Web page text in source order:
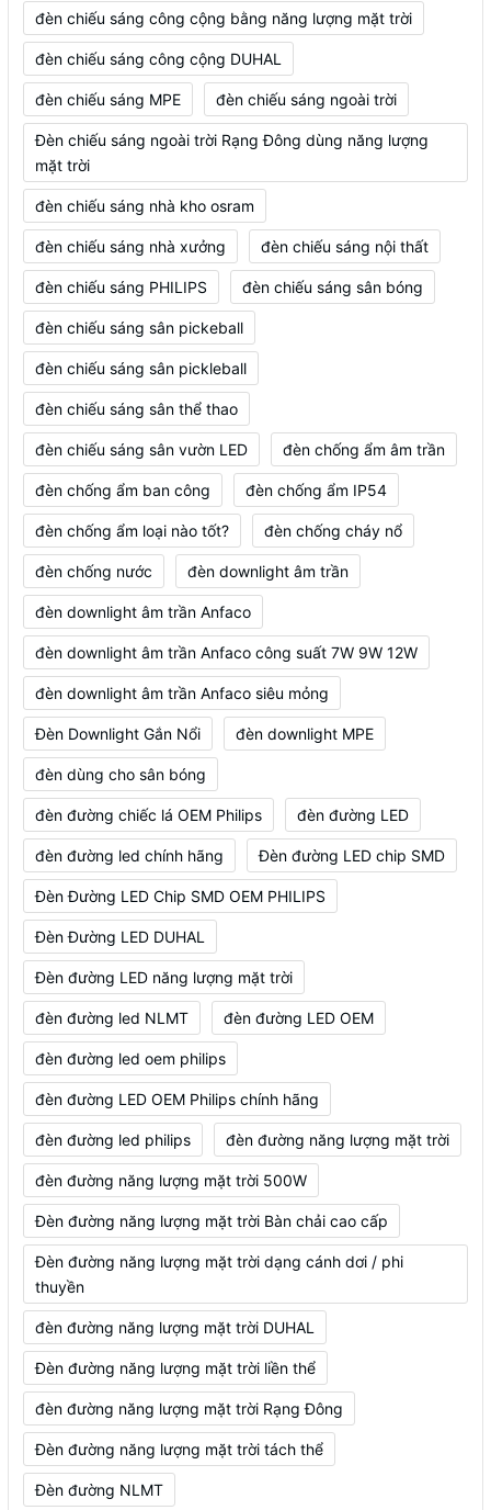
đèn chiếu sáng công cộng bằng năng lượng mặt trời
đèn chiếu sáng công cộng DUHAL
đèn chiếu sáng MPE đèn chiếu sáng ngoài trời
Đèn chiếu sáng ngoài trời Rạng Đông dùng năng lượng
mặt trời
đèn chiếu sáng nhà kho osram
đèn chiếu sáng nhà xưởng đèn chiếu sáng nội thất
đèn chiếu sáng PHILIPS đèn chiếu sáng sân bóng
đèn chiếu sáng sân pickeball
đèn chiếu sáng sân pickleball
đèn chiếu sáng sân thể thao
đèn chiếu sáng sân vườn LED đèn chống ẩm âm trần
đèn chống ẩm ban công đèn chống ẩm IP54
đèn chống ẩm loại nào tốt? đèn chống cháy nổ
đèn chống nước đèn downlight âm trần
đèn downlight âm trần Anfaco
đèn downlight âm trần Anfaco công suất 7W 9W 12W
đèn downlight âm trần Anfaco siêu mỏng
Đèn Downlight Gắn Nổi đèn downlight MPE
đèn dùng cho sân bóng
đèn đường chiếc lá OEM Philips đèn đường LED
đèn đường led chính hãng Đèn đường LED chip SMD
Đèn Đường LED Chip SMD OEM PHILIPS
Đèn Đường LED DUHAL
Đèn đường LED năng lượng mặt trời
đèn đường led NLMT đèn đường LED OEM
đèn đường led oem philips
đèn đường LED OEM Philips chính hãng
đèn đường led philips đèn đường năng lượng mặt trời
đèn đường năng lượng mặt trời 500W
Đèn đường năng lượng mặt trời Bàn chải cao cấp
Đèn đường năng lượng mặt trời dạng cánh dơi / phi
thuyền
đèn đường năng lượng mặt trời DUHAL
Đèn đường năng lượng mặt trời liền thể
đèn đường năng lượng mặt trời Rạng Đông
Đèn đường năng lượng mặt trời tách thể
Đèn đường NLMT